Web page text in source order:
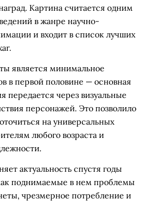
Картина считается одним
в жанре научно-
и входит в список лучших
является минимальное
в первой половине — основная
передается через визуальные
персонажей. Это позволило
на универсальных
любого возраста и
актуальность спустя годы
поднимаемые в нем проблемы
чрезмерное потребление и